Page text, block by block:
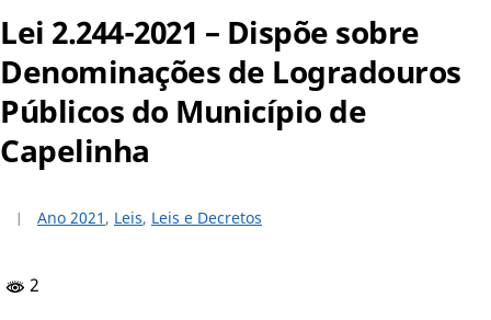
Lei 2.244-2021 – Dispõe sobre
Denominações de Logradouros
Públicos do Município de
Capelinha
Ano 2021 , Leis, Leis e Decretos
2